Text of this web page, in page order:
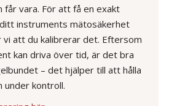
får vara. För att få en exakt
instruments mätosäkerhet
vi att du kalibrerar det. Eftersom
kan driva över tid, är det bra
– det hjälper till att hålla
under kontroll.